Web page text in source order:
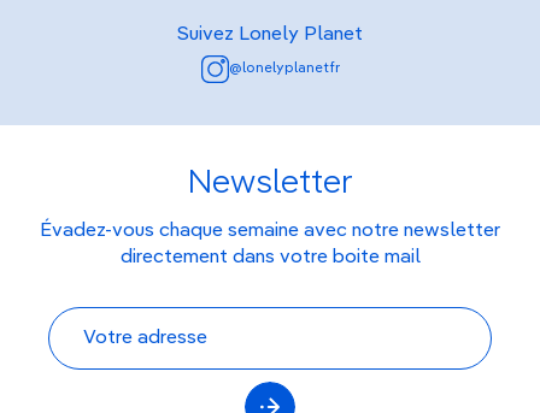
Suivez Lonely Planet
@lonelyplanetfr
Newsletter
Évadez-vous chaque semaine avec notre newsletter
directement dans votre boite mail